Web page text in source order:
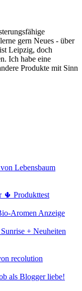
gern Neues - über
Leipzig, doch
Ich habe eine
Produkte mit Sinn
Lebensbaum
🌵 Produkttest
Aromen Anzeige
+ Neuheiten
recolution
als Blogger liebe!